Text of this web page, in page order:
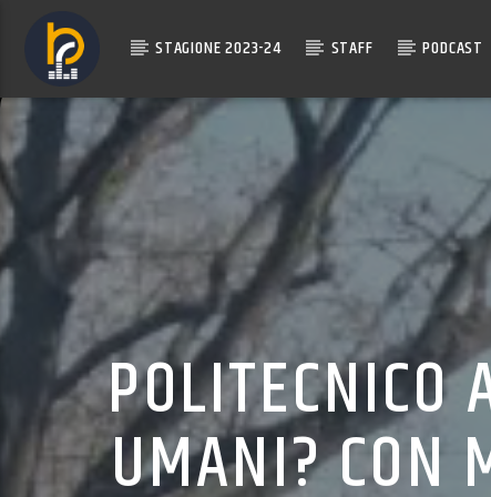
STAGIONE 2023-24 STAFF PODCAST
UMANI? CON